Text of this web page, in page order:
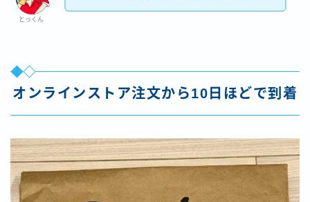
とっくん
オンラインストア注文から10日ほどで到着